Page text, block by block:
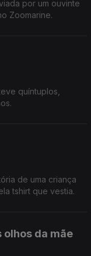
por um ouvinte
Zoomarine.
quíntuplos,
de uma criança
tshirt que vestia.
olhos da mãe